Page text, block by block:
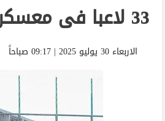
33 لاعبا فى معسكر منتخب 20 سنة استعدادا لكأس العالم
الاربعاء 30 يوليو 2025 | 09:17 صباحاً